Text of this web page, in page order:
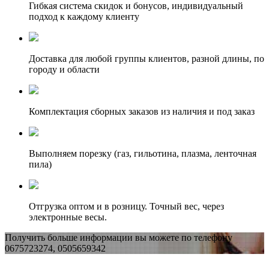
Гибкая система скидок и бонусов, индивидуальный
подход к каждому клиенту
Доставка для любой группы клиентов, разной длины, по
городу и области
Комплектация сборных заказов из наличия и под заказ
Выполняем порезку (газ, гильотина, плазма, ленточная
пила)
Отгрузка оптом и в розницу. Точный вес, через
электронные весы.
Получить больше информации вы можете по телефону
0675723274, 0505659342